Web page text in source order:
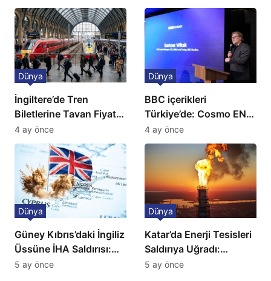
açıklama!
İngiltere’de Tren
Biletlerine Tavan Fiyat:
Ulaşımda Yeni
Düzenleme
Dünya
4 ay önce
BBC içerikleri
Türkiye’de: Cosmo EN
ve BBC Player yayında
Dünya
4 ay önce
Güney Kıbrıs’daki İngiliz
Üssüne İHA Saldırısı:
Patlama, Sirenler ve
Dünya
5 ay önce
Katar’da Enerji Tesisleri
Saldırıya Uğradı:
Avrupa’da Doğalgaz
Dünya
5 ay önce